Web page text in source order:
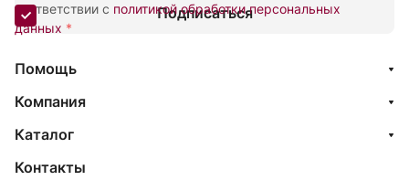
соответствии с политикой обработки персональных
данных *
Подписаться
Помощь
Компания
Каталог
Контакты